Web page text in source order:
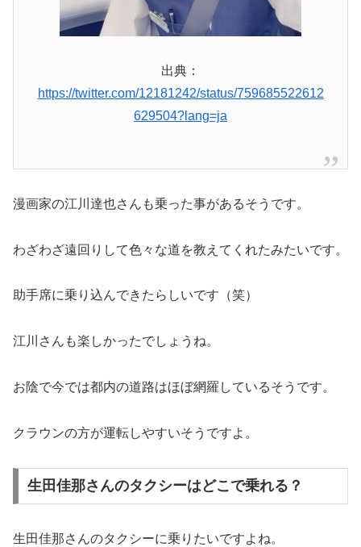
出典：
https://twitter.com/12181242/status/759685522612
629504?lang=ja
漫画家の江川達也さんも乗った事があるそうです。
わざわざ遠回りして色々な道を教えてくれたみたいです。
助手席に乗り込んできたらしいです（笑）
江川さんも楽しかったでしょうね。
お陰で今では都内の道路はほぼ網羅しているそうです。
クラウンの方が運転しやすいそうですよ。
生田佳那さんのタクシーはどこで乗れる？
生田佳那さんのタクシーに乗りたいですよね。